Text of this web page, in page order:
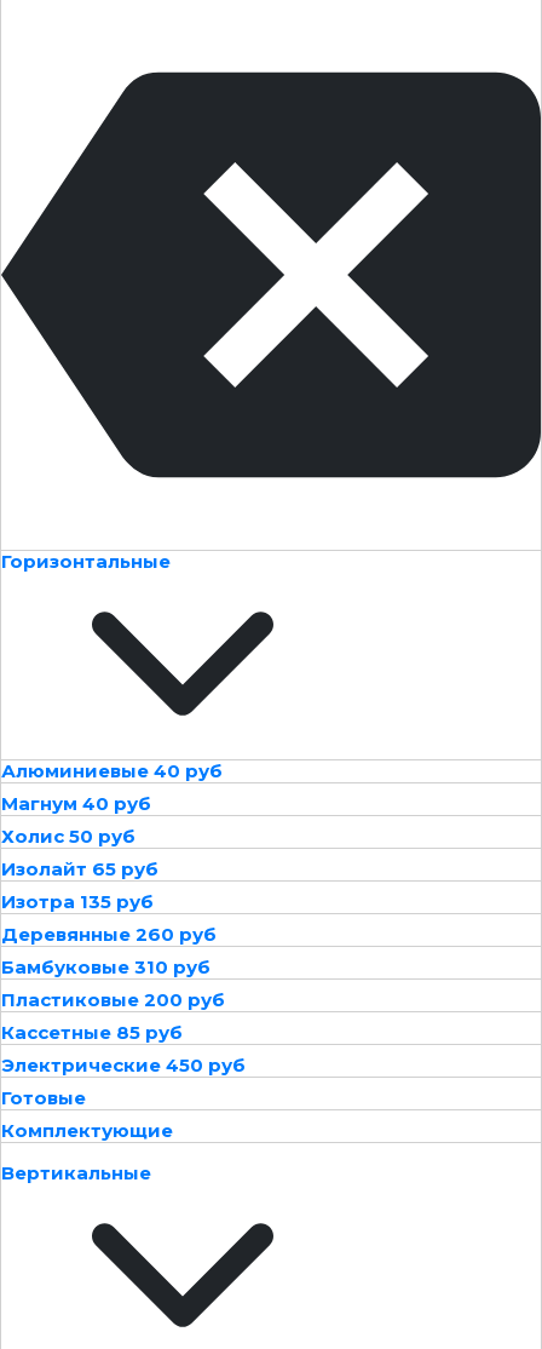
Горизонтальные
Алюминиевые 40 руб
Магнум 40 руб
Холис 50 руб
Изолайт 65 руб
Изотра 135 руб
Деревянные 260 руб
Бамбуковые 310 руб
Пластиковые 200 руб
Кассетные 85 руб
Электрические 450 руб
Готовые
Комплектующие
Вертикальные